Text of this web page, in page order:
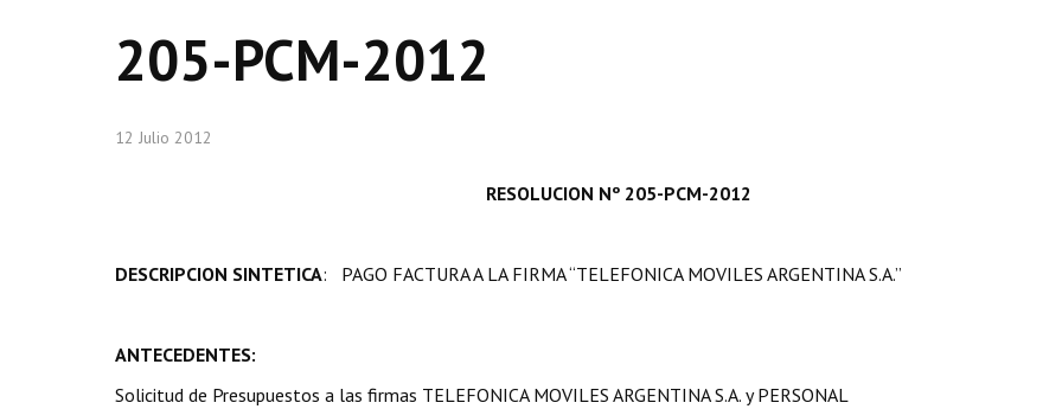
205-PCM-2012
12 Julio 2012
RESOLUCION Nº 205-PCM-2012
DESCRIPCION SINTETICA: PAGO FACTURA A LA FIRMA “TELEFONICA MOVILES ARGENTINA S.A.”
ANTECEDENTES:
Solicitud de Presupuestos a las firmas TELEFONICA MOVILES ARGENTINA S.A. y PERSONAL